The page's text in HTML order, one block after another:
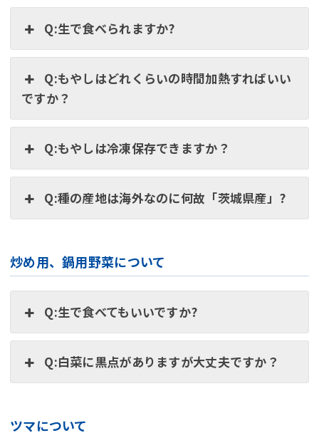
Q:生で食べられますか?
Q:もやしはどれくらいの時間加熱すればいい
ですか？
Q:もやしは冷凍保存できますか？
Q:種の産地は海外なのに何故「茨城県産」?
炒め用、鍋用野菜について
Q:生で食べてもいいですか?
Q:白菜に黒点がありますが大丈夫ですか？
ツマについて